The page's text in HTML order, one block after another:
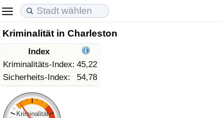
Kriminalität in Charleston
Index
Kriminalitäts-Index: 45,22
Sicherheits-Index:
54,78
Kriminalität
Lebenshaltungskosten
Lebenshaltungskosten-Index (aktuell)
Lebenshaltungskosten-Index
Lebenshaltungskosten-Index nach Land
Immobilienpreise
Immobilienpreis-Index (aktuell)
Immobilienpreis-Index
Immobilienpreis-Index nach Land
Lebensqualität
Lebensqualität-Index
Lebensqualität-Index (aktuell)
Lebensqualitätsindex nach Land